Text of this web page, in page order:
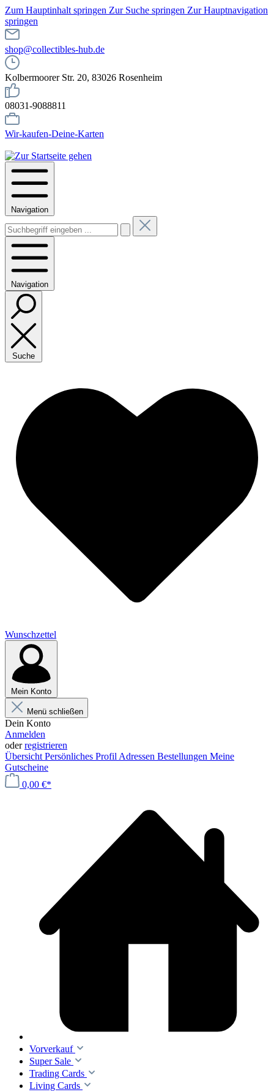
Zum Hauptinhalt springen Zur Suche springen Zur Hauptnavigation
springen
shop@collectibles-hub.de
Kolbermoorer Str. 20, 83026 Rosenheim
08031-9088811
Wir-kaufen-Deine-Karten
Navigation
Navigation
Suche
Wunschzettel
Mein Konto
Menü schließen
Dein Konto
Anmelden
oderregistrieren
Übersicht Persönliches Profil Adressen Bestellungen Meine
Gutscheine
0,00 €*
Vorverkauf
Super Sale
Trading Cards
Living Cards